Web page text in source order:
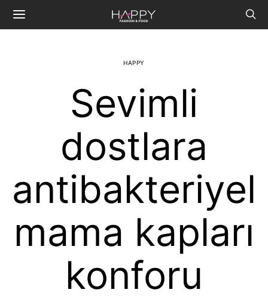
HAPPY
Sevimli
dostlara
antibakteriyel
mama kapları
konforu